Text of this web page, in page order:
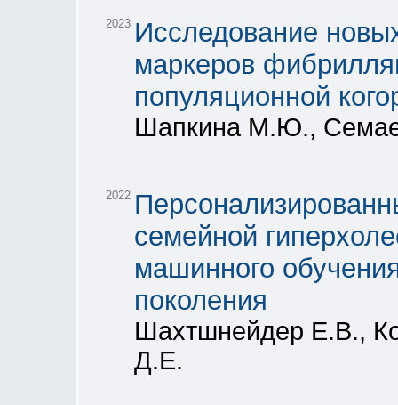
2023 Исследование
маркеров
популяционной
Шапкина М.Ю.,
2022
семейной
машинного
поколения
Шахтшнейдер Е.В.,
Д.Е.